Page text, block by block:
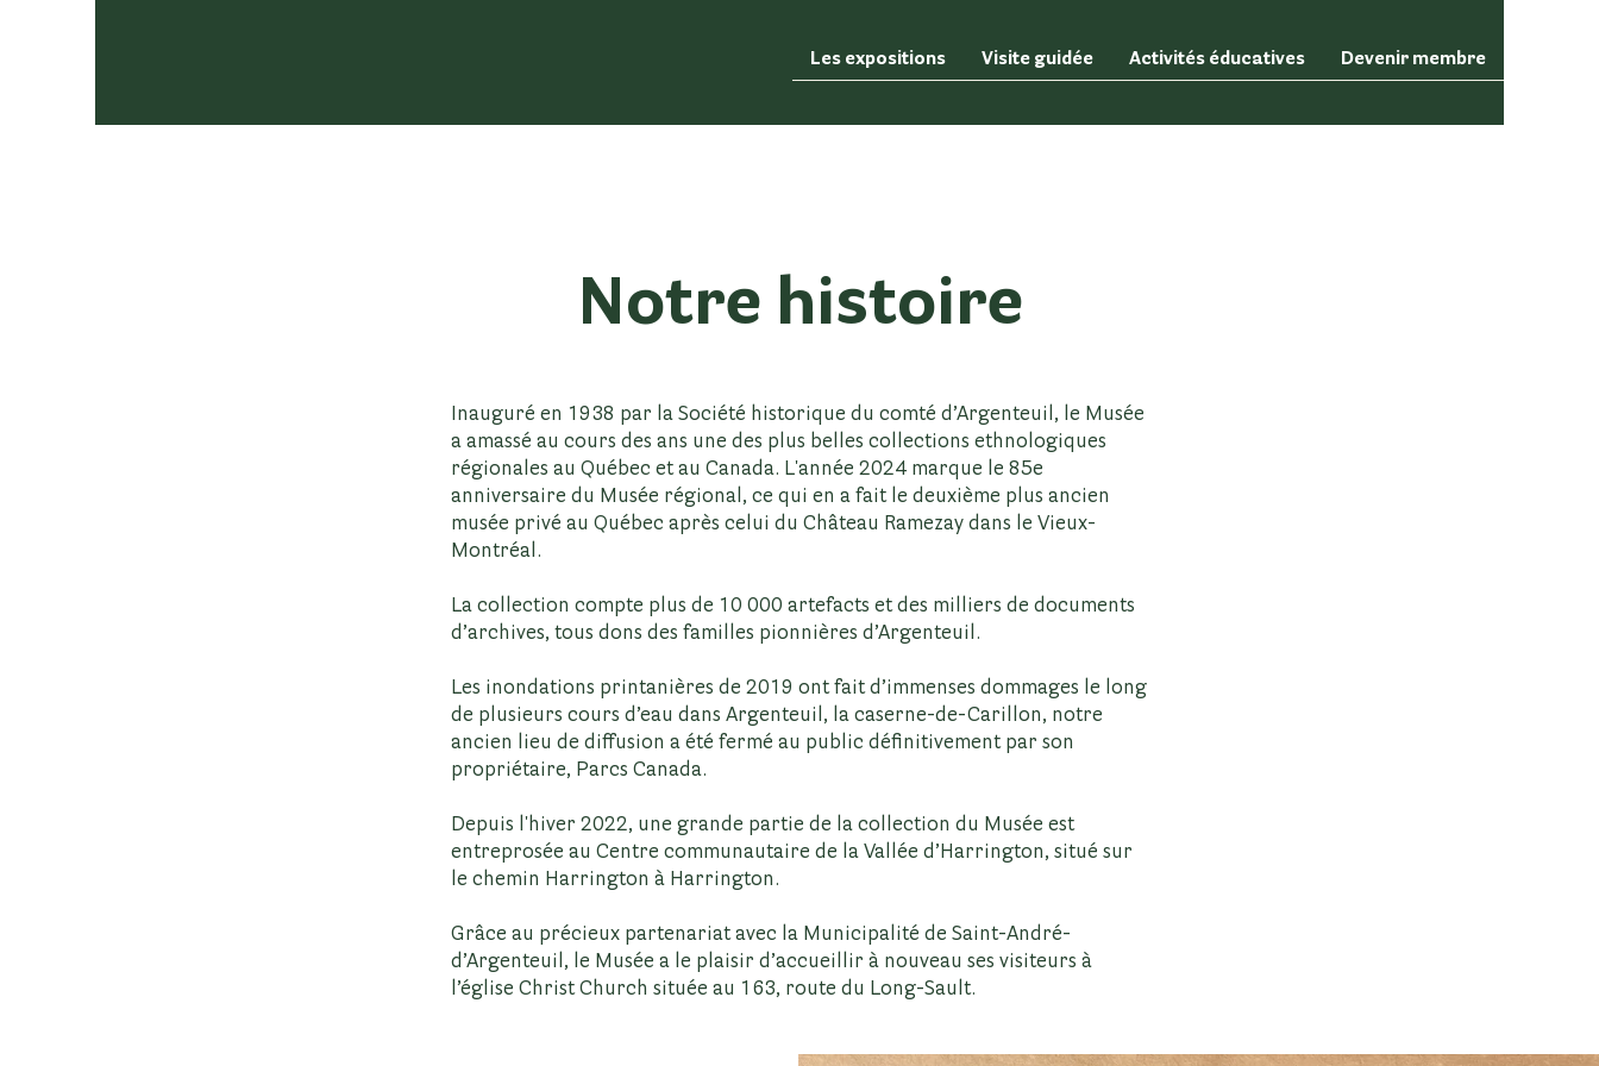
Les expositions Visite guidée Activités éducatives Devenir membre
Notre histoire
Inauguré en 1938 par la Société historique du comté d’Argenteuil, le Musée
a amassé au cours des ans une des plus belles collections ethnologiques
régionales au Québec et au Canada. L'année 2024 marque le 85e
anniversaire du Musée régional, ce qui en a fait le deuxième plus ancien
musée privé au Québec après celui du Château Ramezay dans le Vieux-
Montréal.
La collection compte plus de 10 000 artefacts et des milliers de documents
d’archives, tous dons des familles pionnières d’Argenteuil.
Les inondations printanières de 2019 ont fait d’immenses dommages le long
de plusieurs cours d’eau dans Argenteuil, la caserne-de-Carillon, notre
ancien lieu de diffusion a été fermé au public définitivement par son
propriétaire, Parcs Canada.
Depuis l'hiver 2022, une grande partie de la collection du Musée est
entreprosée au Centre communautaire de la Vallée d’Harrington, situé sur
le chemin Harrington à Harrington.
Grâce au précieux partenariat avec la Municipalité de Saint-André-
d’Argenteuil, le Musée a le plaisir d’accueillir à nouveau ses visiteurs à
l’église Christ Church située au 163, route du Long-Sault.